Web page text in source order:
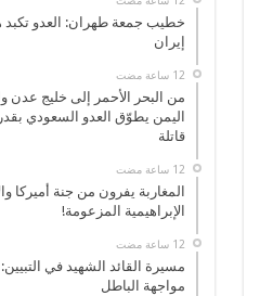
خطيب جمعة طهران: العدو تكبد
إيران
من البحر الأحمر إلى خليج عدن
اليمن يطوّق العدو السعودي
قاتلة
المغاربة يفرون من جنة أميركا
الإبراهيمية المزعومة!
مسيرة القائد الشهيد في
مواجهة الباطل